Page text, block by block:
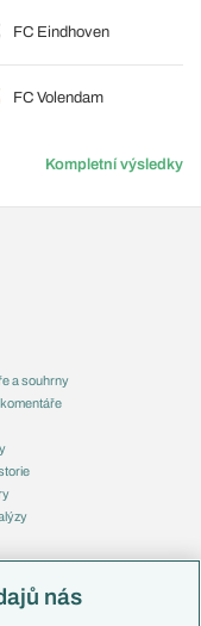
FC Eindhoven
FC Volendam
Kompletní výsledky
a souhrny
nás